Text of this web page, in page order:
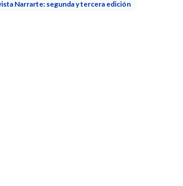
Narrarte: segunda y tercera edición